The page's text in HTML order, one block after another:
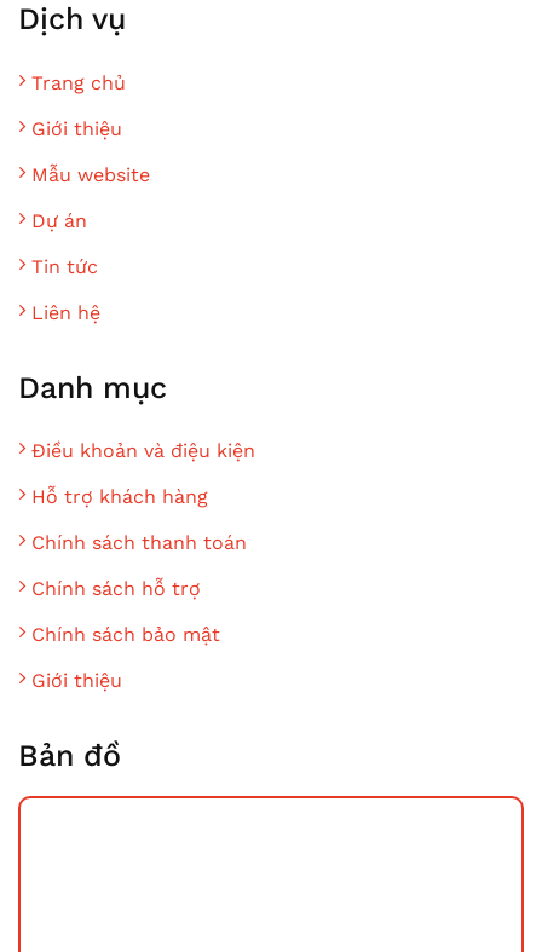
Dịch vụ
Trang chủ
Giới thiệu
Mẫu website
Dự án
Tin tức
Liên hệ
Danh mục
Điều khoản và điệu kiện
Hỗ trợ khách hàng
Chính sách thanh toán
Chính sách hỗ trợ
Chính sách bảo mật
Giới thiệu
Bản đồ